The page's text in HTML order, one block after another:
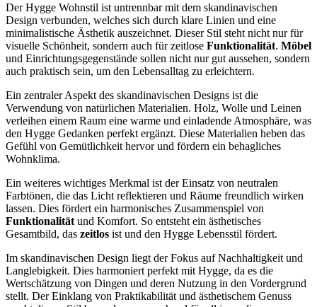
Der Hygge Wohnstil ist untrennbar mit dem skandinavischen
Design verbunden, welches sich durch klare Linien und eine
minimalistische Ästhetik auszeichnet. Dieser Stil steht nicht nur für
visuelle Schönheit, sondern auch für zeitlose Funktionalität. Möbel
und Einrichtungsgegenstände sollen nicht nur gut aussehen, sondern
auch praktisch sein, um den Lebensalltag zu erleichtern.
Ein zentraler Aspekt des skandinavischen Designs ist die
Verwendung von natürlichen Materialien. Holz, Wolle und Leinen
verleihen einem Raum eine warme und einladende Atmosphäre, was
den Hygge Gedanken perfekt ergänzt. Diese Materialien heben das
Gefühl von Gemütlichkeit hervor und fördern ein behagliches
Wohnklima.
Ein weiteres wichtiges Merkmal ist der Einsatz von neutralen
Farbtönen, die das Licht reflektieren und Räume freundlich wirken
lassen. Dies fördert ein harmonisches Zusammenspiel von
Funktionalität und Komfort. So entsteht ein ästhetisches
Gesamtbild, das zeitlos ist und den Hygge Lebensstil fördert.
Im skandinavischen Design liegt der Fokus auf Nachhaltigkeit und
Langlebigkeit. Dies harmoniert perfekt mit Hygge, da es die
Wertschätzung von Dingen und deren Nutzung in den Vordergrund
stellt. Der Einklang von Praktikabilität und ästhetischem Genuss